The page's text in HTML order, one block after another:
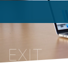
EXIT